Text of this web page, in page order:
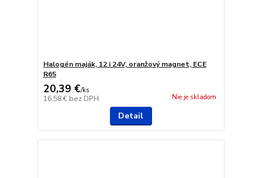
Halogén maják, 12 i 24V, oranžový magnet, ECE
R65
20,39 €/ks
16,58 € bez DPH Nie je skladom
Detail